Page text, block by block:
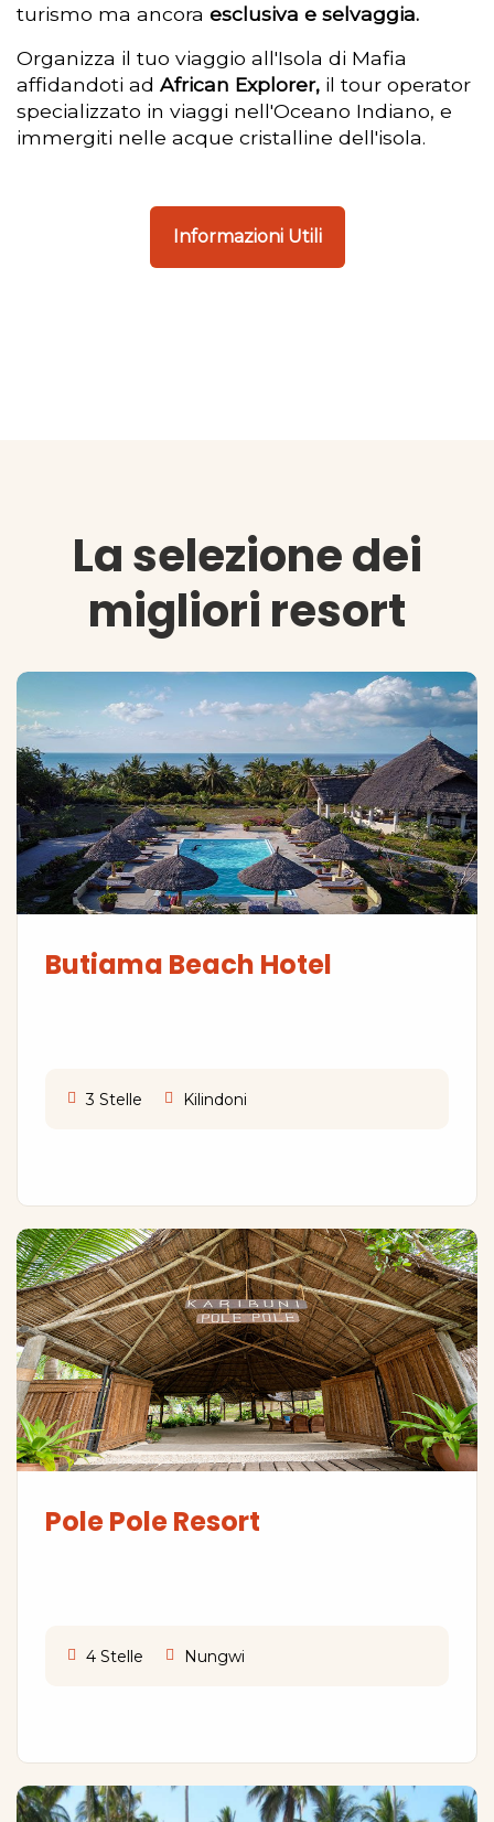
turismo ma ancora esclusiva e selvaggia.
Organizza il tuo viaggio all'Isola di Mafia
affidandoti ad African Explorer, il tour operator
specializzato in viaggi nell'Oceano Indiano, e
immergiti nelle acque cristalline dell'isola.
Informazioni Utili
La selezione dei
migliori resort
Butiama Beach Hotel
3 Stelle Kilindoni
Pole Pole Resort
4 Stelle Nungwi